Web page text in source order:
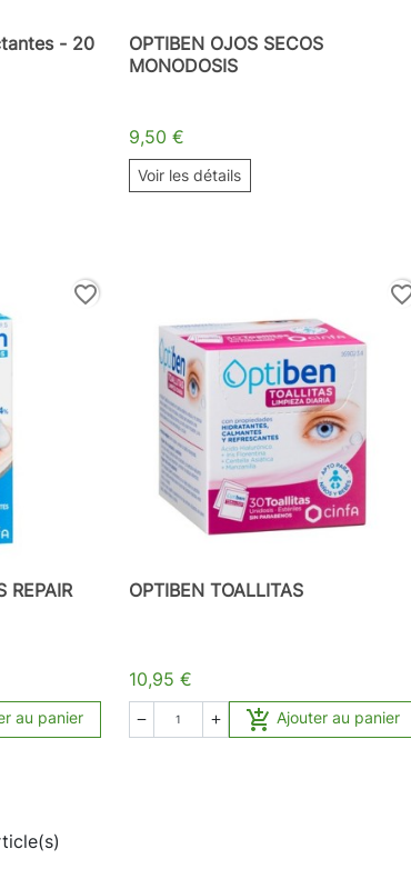
- 20
OPTIBEN OJOS SECOS
MONODOSIS
9,50 €
Voir les détails
favorite_border
REPAIR
au panier
OPTIBEN TOALLITAS
10,95 €
   Ajouter au panier